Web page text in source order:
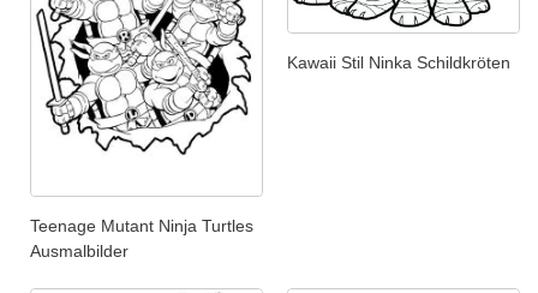
Teenage Mutant Ninja Turtles
Ausmalbilder
Kawaii Stil Ninka Schildkröten